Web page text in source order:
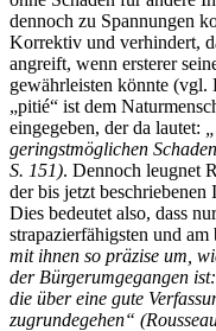
dennoch zu Spannungen
Korrektiv und verhindert,
angreift, wenn ersterer
gewährleisten könnte
„pitié“ ist dem
eingegeben, der da lautet:
geringstmöglichen
S. 151). Dennoch leugnet
der bis jetzt
Dies bedeutet also, dass
strapazierfähigsten und am
mit ihnen so präzise um,
der Bürgerumgegangen
die über eine gute
zugrundegehen“